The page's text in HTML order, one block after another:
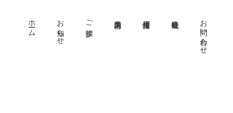
ホーム お知らせ ご挨拶 お問い合わせ